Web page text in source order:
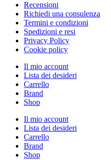
Recensioni
Richiedi una consulenza
Termini e condizioni
Spedizioni e resi
Privacy Policy
Cookie policy
Il mio account
Lista dei desideri
Carrello
Brand
Shop
Il mio account
Lista dei desideri
Carrello
Brand
Shop